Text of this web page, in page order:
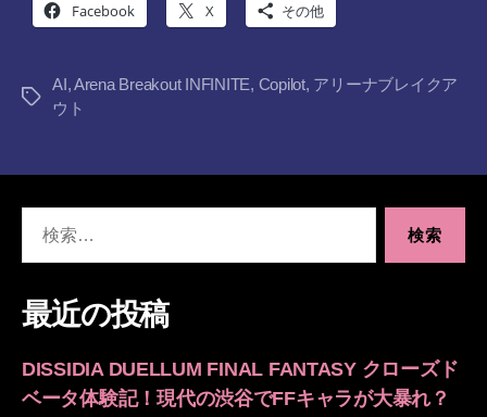
Facebook X その他
タ
AI,Arena Breakout INFINITE, Copilot, アリーナブレイクア
ウト
象:
最近の投稿
DISSIDIA DUELLUM FINAL FANTASY クローズド
ベータ体験記！現代の渋谷でFFキャラが大暴れ？